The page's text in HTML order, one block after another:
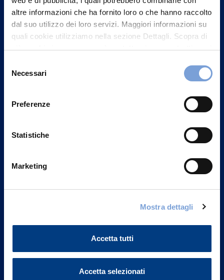
altre informazioni che ha fornito loro o che hanno raccolto
dal suo utilizzo dei loro servizi. Maggiori informazioni su
quali cookie utilizziamo nella sezione Dettagli. Scopra di
più su chi siamo, come può contattarci e come trattiamo i
può trovare nel footer del sito nella sezione "Informativa
delNecessari
Preferenze
Statistiche
Marketing
Mostra dettagli
Accetta tutti
Accetta selezionati
Contattaci
Via Ignazio Gardella, 2